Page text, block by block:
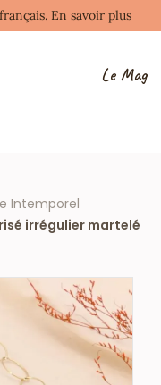
En savoir plus
Le Mag
Intemporel
irrégulier martelé